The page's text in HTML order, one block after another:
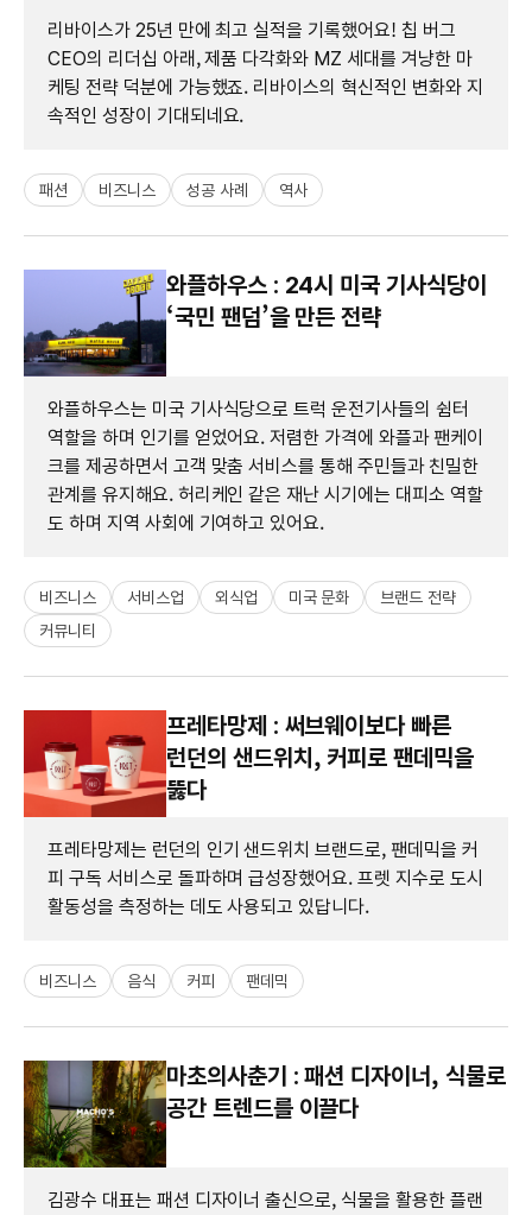
리바이스가 25년 만에 최고 실적을 기록했어요! 칩 버그
CEO의 리더십 아래, 제품 다각화와 MZ 세대를 겨냥한 마
케팅 전략 덕분에 가능했죠. 리바이스의 혁신적인 변화와 지
속적인 성장이 기대되네요.
패션 비즈니스 성공 사례 역사
와플하우스 : 24시 미국 기사식당이
‘국민 팬덤’을 만든 전략
와플하우스는 미국 기사식당으로 트럭 운전기사들의 쉼터
역할을 하며 인기를 얻었어요. 저렴한 가격에 와플과 팬케이
크를 제공하면서 고객 맞춤 서비스를 통해 주민들과 친밀한
관계를 유지해요. 허리케인 같은 재난 시기에는 대피소 역할
도 하며 지역 사회에 기여하고 있어요.
비즈니스 서비스업 외식업 미국 문화
브랜드 전략
커뮤니티
프레타망제 : 써브웨이보다 빠른
런던의 샌드위치, 커피로 팬데믹을
뚫다
프레타망제는 런던의 인기 샌드위치 브랜드로, 팬데믹을 커
피 구독 서비스로 돌파하며 급성장했어요. 프렛 지수로 도시
활동성을 측정하는 데도 사용되고 있답니다.
비즈니스 음식 커피 팬데믹
마초의사춘기 : 패션 디자이너, 식물로
공간 트렌드를 이끌다
김광수 대표는 패션 디자이너 출신으로, 식물을 활용한 플랜